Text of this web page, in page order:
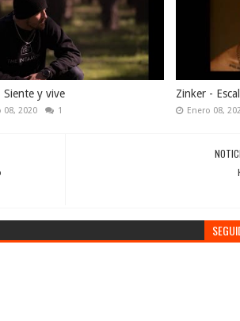
Siente y vive
08, 2020 1
Zinker -
Enero 08,